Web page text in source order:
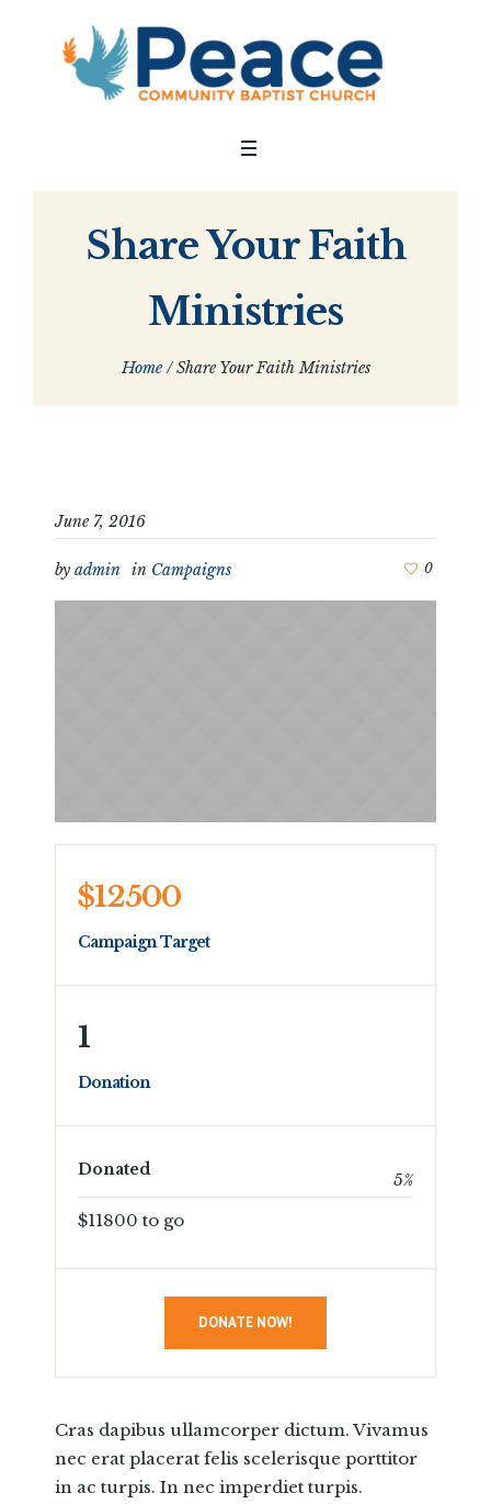
Share Your Faith
Ministries
Home /Share Your Faith Ministries
June 7, 2016
0
by admin in Campaigns
$12500
Campaign Target
1
Donation
5%
Donated
$11800 to go
DONATE NOW!
Cras dapibus ullamcorper dictum. Vivamus
nec erat placerat felis scelerisque porttitor
in ac turpis. In nec imperdiet turpis.